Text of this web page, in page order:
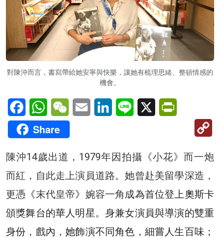
對陳沖而言，書寫帶給她安寧與快樂，讓她有梳理思緒、整頓情感的
機會。
FacebookWhatsAppWeChatEmail LinkedInLine X
Share
陳沖14歲出道，1979年因拍攝《小花》而一炮
而紅，自此走上演員道路。她曾赴美留學深造，
更憑 《末代皇帝》 婉容一角 成為首位登上奧斯卡
頒獎舞台的華人明星。身兼女演員與導演的雙重
身份，戲內，她飾演不同角色，細嘗人生百味；